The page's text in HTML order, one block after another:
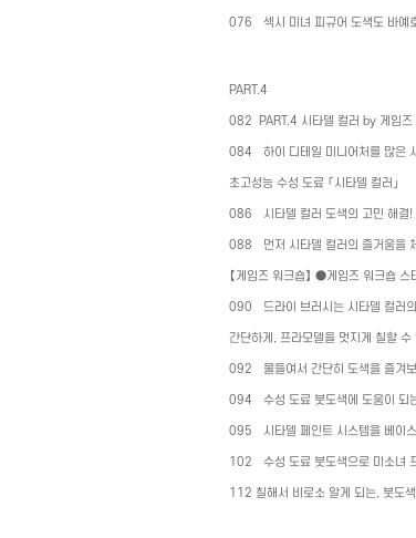
076 섹시 미녀 피규어 도색도 바예
PART.4
082 PART.4 시타델 컬러 by 게임즈
084 하이 디테일 미니어처를 많은
초고성능 수성 도료 「시타델 컬러」
086 시타델 컬러 도색의 고민 해결!
088 먼저 시타델 컬러의 즐거움을
【게임즈 워크숍】 ●게임즈 워크숍 스
090 드라이 브러시는 시타델 컬러
간단하게 , 프라모델을 멋지게 칠할 수
092 물들여서 간단히 도색을 즐겨
094 수성 도료 붓도색에 도움이 되
095 시타델 페인트 시스템을 베이
102 수성 도료 붓도색으로 미소녀
112 칠해서 비로소 알게 되는, 붓도